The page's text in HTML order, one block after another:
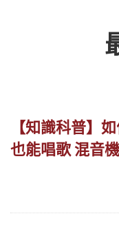
【知識科普】
也能唱歌 混音